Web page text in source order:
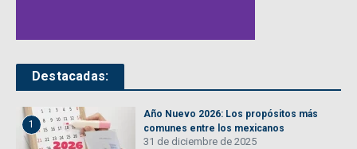
Destacadas:
1
Año Nuevo 2026: Los propósitos más
comunes entre los mexicanos
31 de diciembre de 2025